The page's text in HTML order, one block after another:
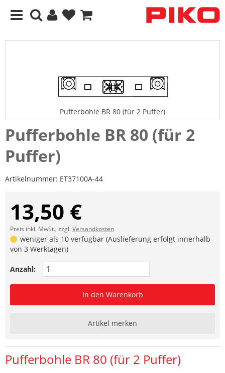
Pufferbohle BR 80 (für 2 Puffer)
Pufferbohle BR 80 (für 2
Puffer)
Artikelnummer: ET37100A-44
13,50 €
Preis inkl. MwSt., zzgl.Versandkosten
weniger als 10 verfügbar (Auslieferung erfolgt innerhalb
von 3 Werktagen)
Anzahl:
In den Warenkorb
Artikel merken
Pufferbohle BR 80 (für 2 Puffer)